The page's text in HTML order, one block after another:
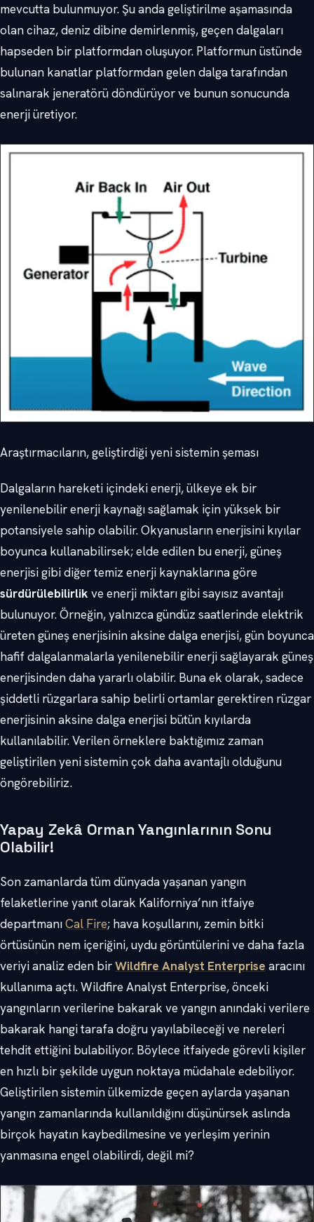
mevcutta bulunmuyor. Şu anda geliştirilme aşamasında
olan cihaz, deniz dibine demirlenmiş, geçen dalgaları
hapseden bir platformdan oluşuyor. Platformun üstünde
bulunan kanatlar platformdan gelen dalga tarafından
salınarak jeneratörü döndürüyor ve bunun sonucunda
enerji üretiyor.
Araştırmacıların, geliştirdiği yeni sistemin şeması
Dalgaların hareketi içindeki enerji, ülkeye ek bir
yenilenebilir enerji kaynağı sağlamak için yüksek bir
potansiyele sahip olabilir. Okyanusların enerjisini kıyılar
boyunca kullanabilirsek; elde edilen bu enerji, güneş
enerjisi gibi diğer temiz enerji kaynaklarına göre
sürdürülebilirlik ve enerji miktarı gibi sayısız avantajı
bulunuyor. Örneğin, yalnızca gündüz saatlerinde elektrik
üreten güneş enerjisinin aksine dalga enerjisi, gün boyunca
hafif dalgalanmalarla yenilenebilir enerji sağlayarak güneş
enerjisinden daha yararlı olabilir. Buna ek olarak, sadece
şiddetli rüzgarlara sahip belirli ortamlar gerektiren rüzgar
enerjisinin aksine dalga enerjisi bütün kıyılarda
kullanılabilir. Verilen örneklere baktığımız zaman
geliştirilen yeni sistemin çok daha avantajlı olduğunu
öngörebiliriz.
Yapay Zekâ Orman Yangınlarının Sonu
Olabilir!
Son zamanlarda tüm dünyada yaşanan yangın
felaketlerine yanıt olarak Kaliforniya’nın itfaiye
departmanıCal Fire; hava koşullarını, zemin bitki
örtüsünün nem içeriğini, uydu görüntülerini ve daha fazla
veriyi analiz eden birWildfire Analyst Enterprise aracını
kullanıma açtı. Wildfire Analyst Enterprise, önceki
yangınların verilerine bakarak ve yangın anındaki verilere
bakarak hangi tarafa doğru yayılabileceği ve nereleri
tehdit ettiğini bulabiliyor. Böylece itfaiyede görevli kişiler
en hızlı bir şekilde uygun noktaya müdahale edebiliyor.
Geliştirilen sistemin ülkemizde geçen aylarda yaşanan
yangın zamanlarında kullanıldığını düşünürsek aslında
birçok hayatın kaybedilmesine ve yerleşim yerinin
yanmasına engel olabilirdi, değil mi?